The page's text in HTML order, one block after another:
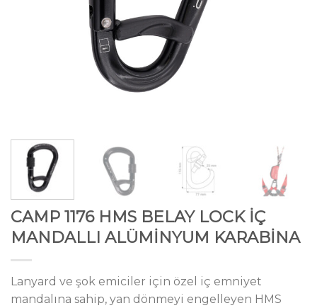
CAMP 1176 HMS BELAY LOCK İÇ
MANDALLI ALÜMİNYUM KARABİNA
Lanyard ve şok emiciler için özel iç emniyet
mandalına sahip, yan dönmeyi engelleyen HMS